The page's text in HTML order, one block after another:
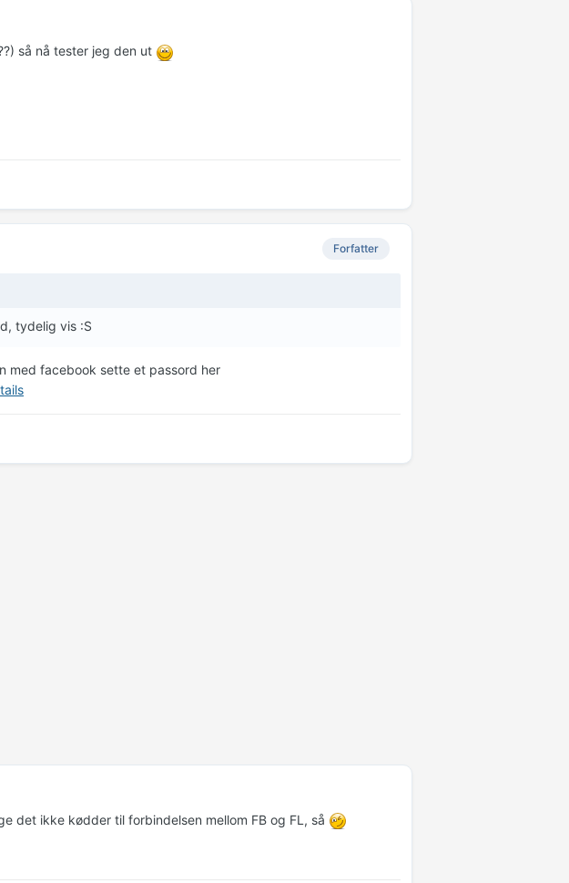
så nå tester jeg den ut
Forfatter
tydelig vis :S
med facebook sette et passord her
det ikke kødder til forbindelsen mellom FB og FL, så